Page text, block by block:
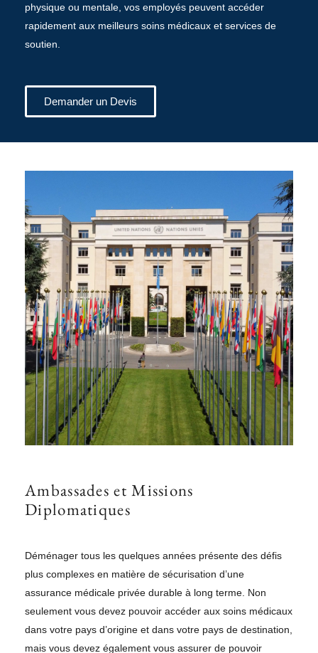
physique ou mentale, vos employés peuvent accéder
rapidement aux meilleurs soins médicaux et services de
soutien.
Demander un Devis
Ambassades et Missions
Diplomatiques
Déménager tous les quelques années présente des défis
plus complexes en matière de sécurisation d’une
assurance médicale privée durable à long terme. Non
seulement vous devez pouvoir accéder aux soins médicaux
dans votre pays d’origine et dans votre pays de destination,
mais vous devez également vous assurer de pouvoir